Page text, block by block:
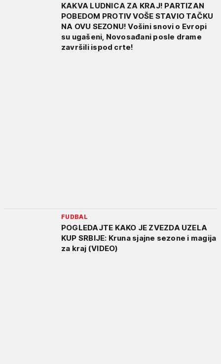
KAKVA LUDNICA ZA KRAJ! PARTIZAN
POBEDOM PROTIV VOŠE STAVIO TAČKU
NA OVU SEZONU! Vošini snovi o Evropi
su ugašeni, Novosađani posle drame
završili ispod crte!
FUDBAL
POGLEDAJTE KAKO JE ZVEZDA UZELA
KUP SRBIJE: Kruna sjajne sezone i magija
za kraj (VIDEO)